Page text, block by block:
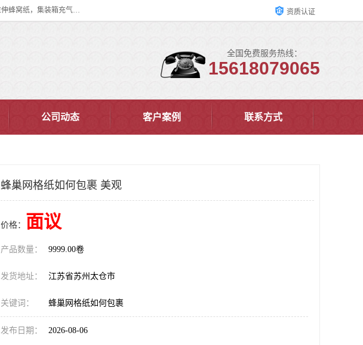
双忠包装材料（苏州）有限公司是上海双忠包装材料设立在苏州太仓的生产基地，占地约2万平米，产品主要有打孔缠绕膜，拉伸蜂窝纸，集装箱充气袋，滑托板，打包带，裹包网兜，防滑纸等箱体和托盘的运输和保护性包材。固永包材®，GooYon Pack®，是我们保护性包装材料的专属品牌。 资质认证
全国免费服务热线：
15618079065
公司动态 客户案例 联系方式
蜂巢网格纸如何包裹 美观
价格： 面议
产品数量： 9999.00卷
发货地址： 江苏省苏州太仓市
关键词： 蜂巢网格纸如何包裹
发布日期： 2026-08-06